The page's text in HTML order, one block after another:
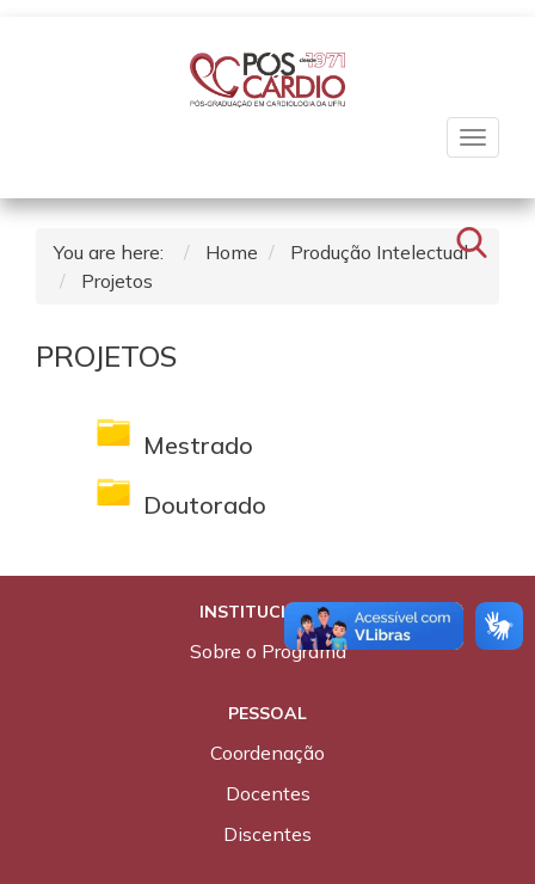
Toggle
You are here: Home
Produção Intelectual
Projetos
PROJETOS
Mestrado
Doutorado
INSTITUCIONAL
Sobre o Programa
PESSOAL
Coordenação
Docentes
Discentes